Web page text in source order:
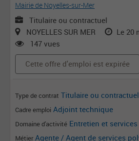
Mairie de Noyelles-sur-Mer
Titulaire ou contractuel
NOYELLES SUR MER
Le 20
147 vues
Cette offre d'emploi est expirée
Type de contrat Titulaire ou contractuel
Cadre emploi Adjoint technique
Domaine d'activité Entretien et
Métier Agente / Agent de services